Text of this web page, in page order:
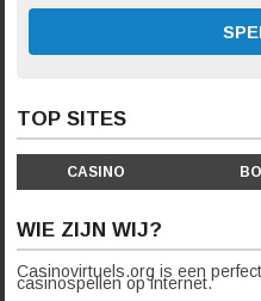
TOP SITES
CASINO
WIE ZIJN WIJ?
Casinovirtuels.org is een
casinospellen op internet.